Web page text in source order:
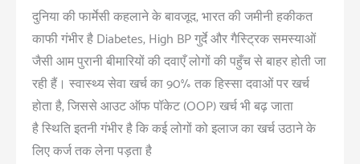
दुनिया की फार्मेसी कहलाने के बावजूद, भारत की जमीनी हकीकत
काफी गंभीर है Diabetes, High BP गुर्दे और गैस्ट्रिक समस्याओं
जैसी आम पुरानी बीमारियों की दवाएँ लोगों की पहुँच से बाहर होती जा
रही हैं। स्वास्थ्य सेवा खर्च का 90% तक हिस्सा दवाओं पर खर्च
होता है, जिससे आउट ऑफ पॉकेट (OOP) खर्च भी बढ़ जाता
है स्थिति इतनी गंभीर है कि कई लोगों को इलाज का खर्च उठाने के
लिए कर्ज तक लेना पड़ता है